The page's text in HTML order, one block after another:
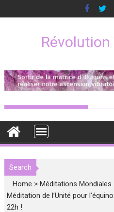
to
Search
Home >Méditations Mondiales
Méditation de l’Unité pour
22h !